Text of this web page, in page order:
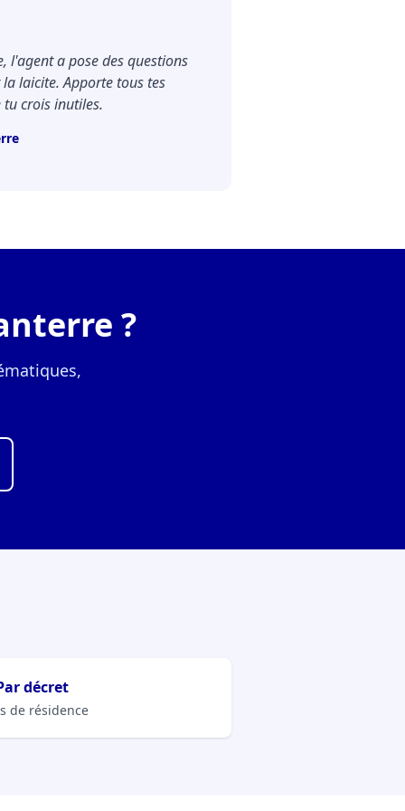
l'agent a pose des questions
laicite. Apporte tous tes
crois inutiles.
?
décret
de résidence